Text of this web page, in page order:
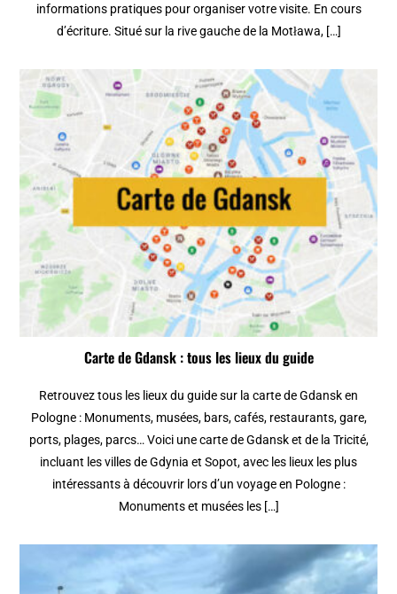
informations pratiques pour organiser votre visite. En cours
d’écriture. Situé sur la rive gauche de la Motława, […]
Carte de Gdansk : tous les lieux du guide
Retrouvez tous les lieux du guide sur la carte de Gdansk en
Pologne : Monuments, musées, bars, cafés, restaurants, gare,
ports, plages, parcs… Voici une carte de Gdansk et de la Tricité,
incluant les villes de Gdynia et Sopot, avec les lieux les plus
intéressants à découvrir lors d’un voyage en Pologne :
Monuments et musées les […]